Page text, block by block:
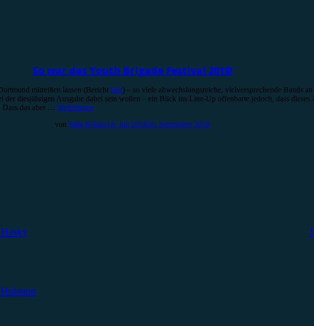
So war das Youth Brigade Festival 2018!
mitreißen lassen (Bericht hier) – so viele abwechslungsreiche, vielversprechende Bands
der diesjährigen Ausgabe dabei sein wollen – ein Blick ins Line-Up offenbarte jedoch, dass
Dass das aber … Weiterlesen
von Julia Köhler14. Juli 201826. September 2018